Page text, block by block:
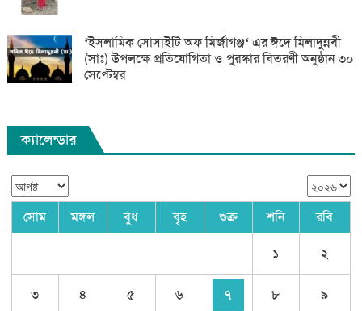
‘ইসলামিক সোসাইটি অফ মির্জাগঞ্জ‘ এর ঈদে মিলাদুন্নবী
(সাঃ) উপলক্ষে প্রতিযোগিতা ও পুরস্কার বিতরণী অনুষ্ঠান ৩০
সেপ্টেম্বর
ক্যালেন্ডার
সোম মঙ্গল বুধ বৃহ শুক্র শনি রবি
১ ২
৩ ৪ ৫ ৬ ৭ ৮ ৯